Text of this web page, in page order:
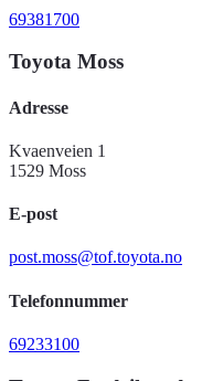
69381700
Toyota Moss
Adresse
Kvaenveien 1
1529 Moss
E-post
post.moss@tof.toyota.no
Telefonnummer
69233100